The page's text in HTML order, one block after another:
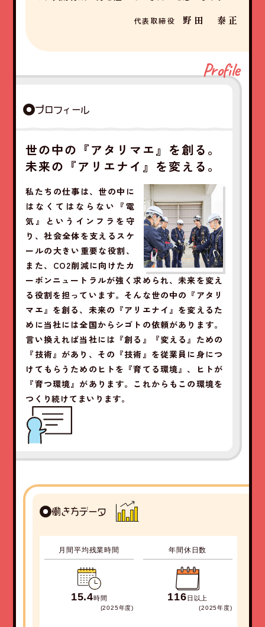
代表取締役 野田 泰正
Profile
プロフィール
世の中の『アタリマエ』を創る。
未来の『アリエナイ』を変える。
私たちの仕事は、世の中に
はなくてはならない『電
気』というインフラを守
り、社会全体を支えるスケ
ールの大きい重要な役割、
また、CO2削減に向けたカ
ーボンニュートラルが強く求められ、未来を変え
る役割を担っています。そんな世の中の『アタリ
マエ』を創る、未来の『アリエナイ』を変えるた
めに当社には全国からシゴトの依頼があります。
言い換えれば当社には『創る』『変える』ための
『技術』があり、その『技術』を従業員に身につ
けてもらうためのヒトを『育てる環境』、ヒトが
『育つ環境』があります。これからもこの環境を
つくり続けてまいります。
働き方データ
月間平均残業時間
15.4時間
(2025年度)
年間休日数
116 日以上
(2025年度)